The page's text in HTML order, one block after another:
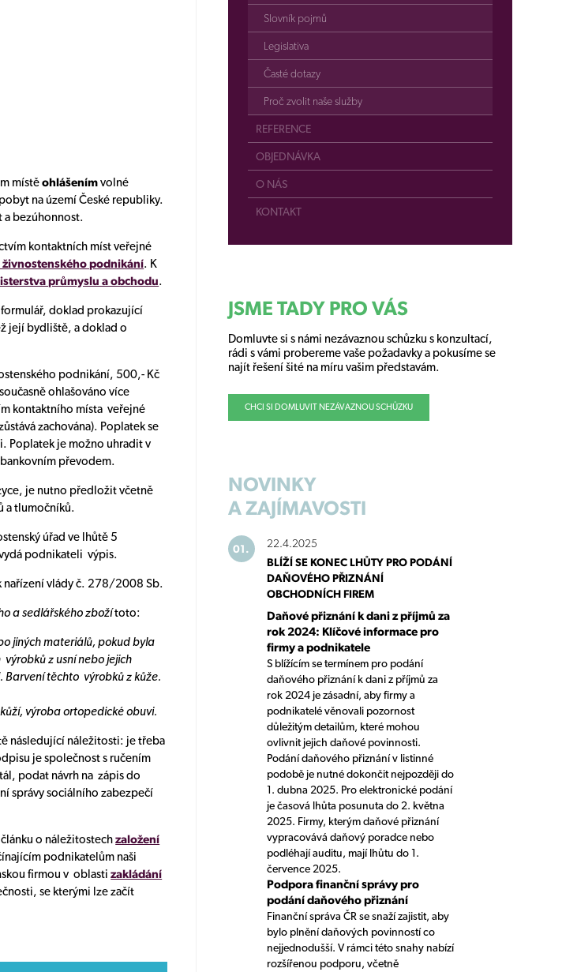
místěohlášenímvolné
na území České republiky.
bezúhonnost.
kontaktních míst veřejné
živnostenského podnikání. K
průmyslu a obchodu.
doklad prokazující
její bydliště, a doklad o
podnikání, 500,- Kč
ohlašováno více
kontaktního místa veřejné
zachována). Poplatek se
Poplatek je možno uhradit v
převodem.
je nutno předložit včetně
a tlumočníků.
úřad ve lhůtě 5
podnikateli výpis.
nařízení vlády č. 278/2008 Sb.
a sedlářského zbožítoto:
jiných materiálů, pokud byla
z usní nebo jejich
Barvení těchto výrobků z kůže.
výroba ortopedické obuvi.
následující náležitosti: je třeba
je společnost s ručením
podat návrh na zápis do
správy sociálního zabezpečí
o náležitostechzaložení
podnikatelům naši
firmou v oblastizakládání
se kterými lze začít
Slovník pojmů
Legislativa
Časté dotazy
Proč zvolit naše služby
REFERENCE
OBJEDNÁVKA
O NÁS
KONTAKT
JSME TADY PRO VÁS
Domluvte si s námi nezávaznou schůzku s konzultací,
rádi s vámi probereme vaše požadavky a pokusíme se
najít řešení šité na míru vašim představám.
CHCI SI DOMLUVIT NEZÁVAZNOU SCHŮZKU
NOVINKY
A ZAJÍMAVOSTI
01.
22.4.2025
BLÍŽÍ SE KONEC LHŮTY PRO PODÁNÍ
DAŇOVÉHO PŘIZNÁNÍ
OBCHODNÍCH FIREM
Daňové přiznání k dani z příjmů za
rok 2024: Klíčové informace pro
firmy a podnikatele
S blížícím se termínem pro podání
daňového přiznání k dani z příjmů za
rok 2024 je zásadní, aby firmy a
podnikatelé věnovali pozornost
důležitým detailům, které mohou
ovlivnit jejich daňové povinnosti.
Podání daňového přiznání v listinné
podobě je nutné dokončit nejpozději do
1. dubna 2025. Pro elektronické podání
je časová lhůta posunuta do 2. května
2025. Firmy, kterým daňové přiznání
vypracovává daňový poradce nebo
podléhají auditu, mají lhůtu do 1.
července 2025.
Podpora finanční správy pro
podání daňového přiznání
Finanční správa ČR se snaží zajistit, aby
bylo plnění daňových povinností co
nejjednodušší. V rámci této snahy nabízí
rozšířenou podporu, včetně